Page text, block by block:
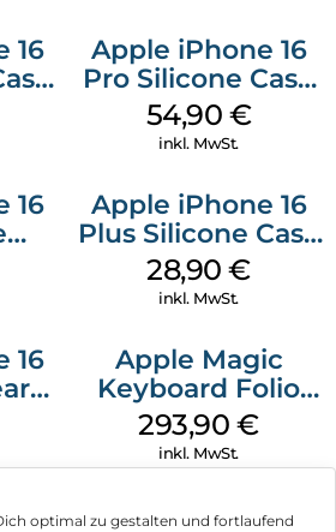
optimal zu gestalten und fortlaufend
16
Apple iPhone 16
Pro Silicone Case
MagSafe Black
54,90 €
inkl. MwSt.
16
Apple iPhone 16
Plus Silicone Case
MagSafe Black
28,90€
inkl. MwSt.
16
Apple Magic
Keyboard Folio
iPad 10.9″ (10.Gen.)
Weiß
293,90€
inkl. MwSt.